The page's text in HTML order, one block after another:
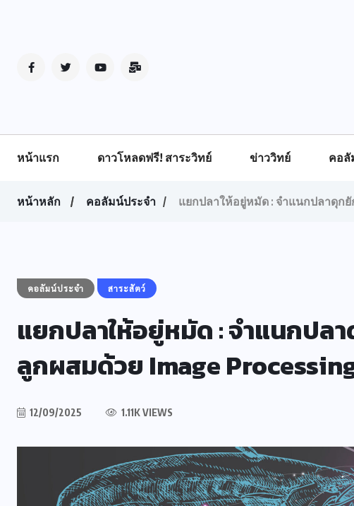
หน้าแรก ดาวโหลดฟรี! สาระวิทย์ ข่าววิทย์ คอลั
หน้าหลัก คอลัมน์ประจำ แยกปลาให้อยู่หมัด : จำแนกปลาดุกยั
คอลัมน์ประจำ สาระสัตว์
แยกปลาให้อยู่หมัด : จำแนกปล
ลูกผสมด้วย Image
12/09/2025 1.11K VIEWS
คอลัมน์ประจำ ร้อยพันวิทยา